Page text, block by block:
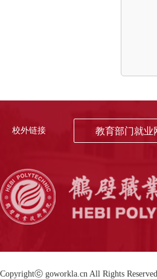
校外链接 教育部门就业
Copyrightⓒ goworkla.cn All Rights